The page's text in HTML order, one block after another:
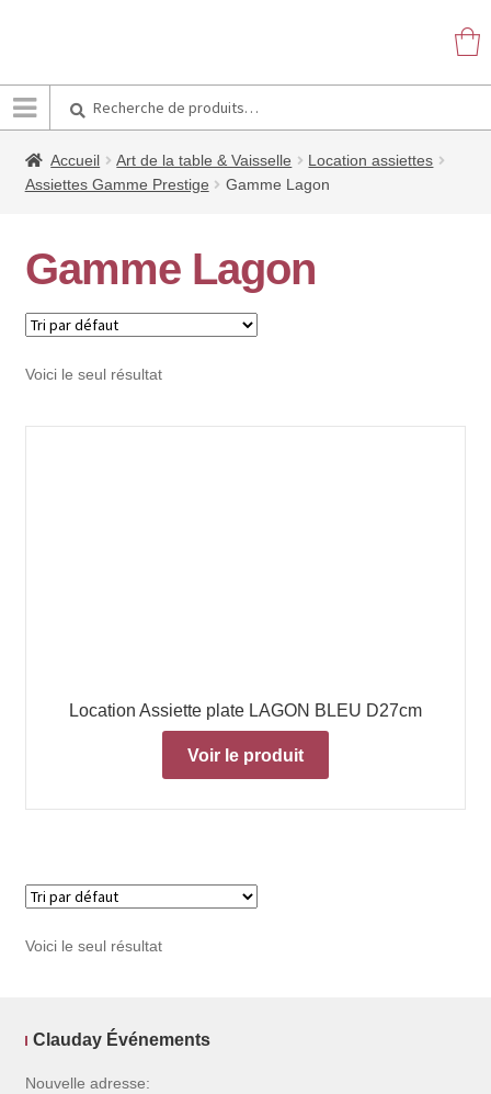
pour :
Accueil Art de la table & Vaisselle
Location assiettes
Assiettes Gamme Prestige
Gamme Lagon
Gamme Lagon
Voici le seul résultat
Location Assiette plate LAGON BLEU D27cm
Voir le produit
Voici le seul résultat
Clauday Événements
Nouvelle adresse: